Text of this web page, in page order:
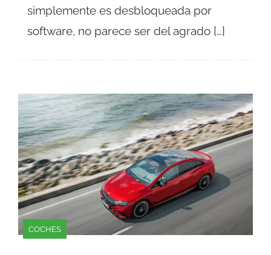
simplemente es desbloqueada por
software, no parece ser del agrado […]
COCHES